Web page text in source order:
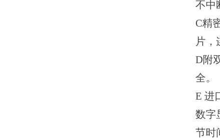
不中
C精
片，
D附
全。
E 进
数字
节时